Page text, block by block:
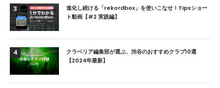
3
進化し続ける「rekordbox」を使いこなせ！Tipsショー
ト動画【#2 実践編】
4
クラベリア編集部が選ぶ、渋谷のおすすめクラブ10選
【2024年最新】